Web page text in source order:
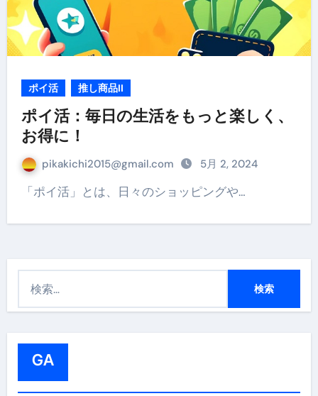
ポイ活 推し商品II
ポイ活：毎日の生活をもっと楽しく、
お得に！
pikakichi2015@gmail.com 5月 2, 2024
「ポイ活」とは、日々のショッピングや…
GA